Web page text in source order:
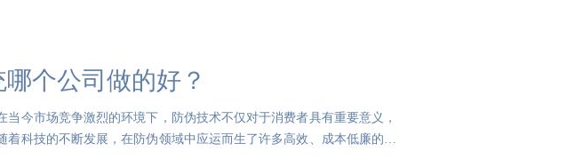
个公司做的好？
今市场竞争激烈的环境下，防伪技术不仅对于消费者具有重要意义，
着科技的不断发展，在防伪领域中应运而生了许多高效、成本低廉的防